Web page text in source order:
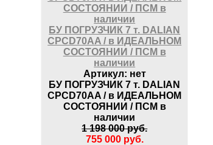
БУ ПОГРУЗЧИК 7 т. DALIAN
CPCD70AA / в ИДЕАЛЬНОМ
СОСТОЯНИИ / ПСМ в
наличии
Артикул: нет
БУ ПОГРУЗЧИК 7 т. DALIAN
CPCD70AA / в ИДЕАЛЬНОМ
СОСТОЯНИИ / ПСМ в
наличии
1 198 000руб.
755 000 руб.